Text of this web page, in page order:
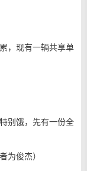
，现有一辆共享单
别饿，先有一份全
为俊杰）